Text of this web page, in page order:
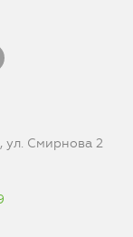
ул. Смирнова 2